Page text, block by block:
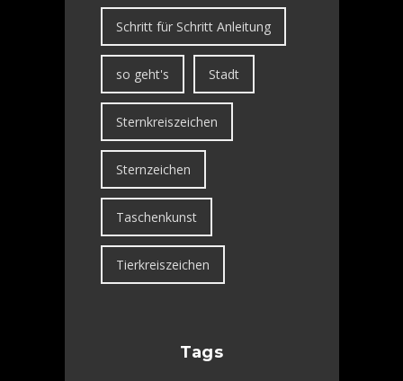
Schritt für Schritt Anleitung
so geht's Stadt
Sternkreiszeichen
Sternzeichen
Taschenkunst
Tierkreiszeichen
Tags